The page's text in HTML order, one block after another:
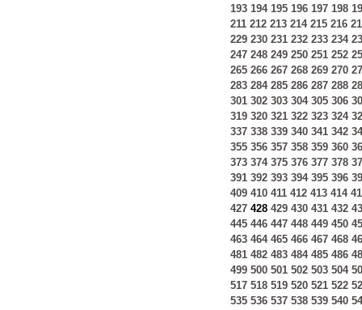
193 194 195 196 197 198
211 212 213 214 215 216
229 230 231 232 233 234
247 248 249 250 251 252
265 266 267 268 269 270
283 284 285 286 287 288
301 302 303 304 305 306
319 320 321 322 323 324
337 338 339 340 341 342
355 356 357 358 359 360
373 374 375 376 377 378
391 392 393 394 395 396
409 410 411 412 413 414
427 428 429 430 431 432
445 446 447 448 449 450
463 464 465 466 467 468
481 482 483 484 485 486
499 500 501 502 503 504
517 518 519 520 521 522
535 536 537 538 539 540